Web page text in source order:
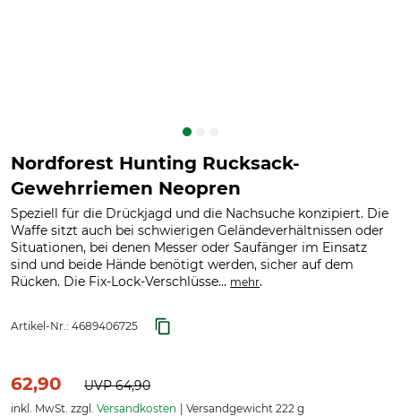
Nordforest Hunting Rucksack-
Gewehrriemen Neopren
Speziell für die Drückjagd und die Nachsuche konzipiert. Die
Waffe sitzt auch bei schwierigen Geländeverhältnissen oder
Situationen, bei denen Messer oder Saufänger im Einsatz
sind und beide Hände benötigt werden, sicher auf dem
Rücken. Die Fix-Lock-Verschlüsse... mehr.
Artikel-Nr.: 4689406725
62,90 UVP64,90
inkl. MwSt. zzgl. Versandkosten Versandgewicht 222 g